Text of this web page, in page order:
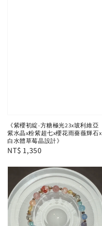
《紫櫻初綻-方糖極光23x玻利維亞
紫水晶x粉紫超七x櫻花雨薔薇輝石x
白水體草莓晶設計》
Regular
NT$ 1,350